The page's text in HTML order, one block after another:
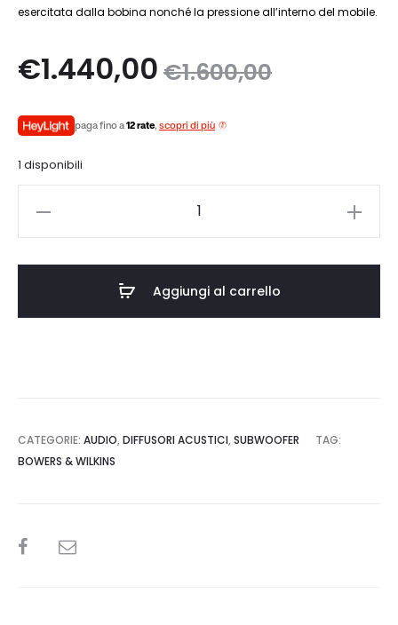
esercitata dalla bobina nonché la pressione all’interno del mobile.
€1.600,00
Il
era:
€1.600,00.
€1.440,00
è:
paga fino a12 rate, scopri di più
1 disponibili
Aggiungi al carrello
CATEGORIE: AUDIO, DIFFUSORI ACUSTICI, SUBWOOFER
TAG:
BOWERS & WILKINS
SHARE